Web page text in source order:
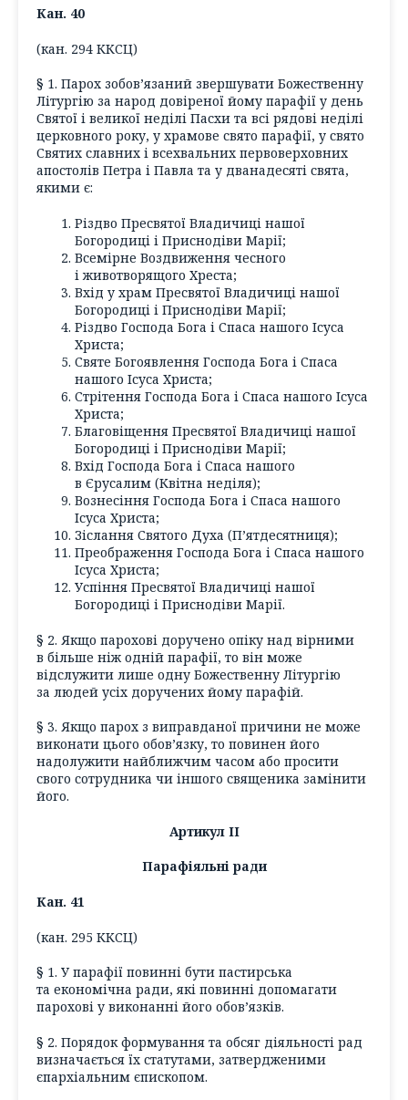
Кан. 40
(кан. 294 ККСЦ)
§ 1. Парох зобов’язаний звершувати Божественну
Літургію за народ довіреної йому парафії у день
Святої і великої неділі Пасхи та всі рядові неділі
церковного року, у храмове свято парафії, у свято
Святих славних і всехвальних первоверховних
апостолів Петра і Павла та у дванадесяті свята,
якими є:
Різдво Пресвятої Владичиці нашої
Богородиці і Приснодіви Марії;
Всемірне Воздвиження чесного
і животворящого Хреста;
Вхід у храм Пресвятої Владичиці нашої
Богородиці і Приснодіви Марії;
Різдво Господа Бога і Спаса нашого Ісуса
Христа;
Святе Богоявлення Господа Бога і Спаса
нашого Ісуса Христа;
Стрітення Господа Бога і Спаса нашого Ісуса
Христа;
Благовіщення Пресвятої Владичиці нашої
Богородиці і Приснодіви Марії;
Вхід Господа Бога і Спаса нашого
в Єрусалим (Квітна неділя);
Вознесіння Господа Бога і Спаса нашого
Ісуса Христа;
Зіслання Святого Духа (П’ятдесятниця);
Преображення Господа Бога і Спаса нашого
Ісуса Христа;
Успіння Пресвятої Владичиці нашої
Богородиці і Приснодіви Марії.
§ 2. Якщо парохові доручено опіку над вірними
в більше ніж одній парафії, то він може
відслужити лише одну Божественну Літургію
за людей усіх доручених йому парафій.
§ 3. Якщо парох з виправданої причини не може
виконати цього обов’язку, то повинен його
надолужити найближчим часом або просити
свого сотрудника чи іншого священика замінити
його.
Артикул ІІ
Парафіяльні ради
Кан. 41
(кан. 295 ККСЦ)
§ 1. У парафії повинні бути пастирська
та економічна ради, які повинні допомагати
парохові у виконанні його обов’язків.
§ 2. Порядок формування та обсяг діяльності рад
визначається їх статутами, затвердженими
єпархіальним єпископом.